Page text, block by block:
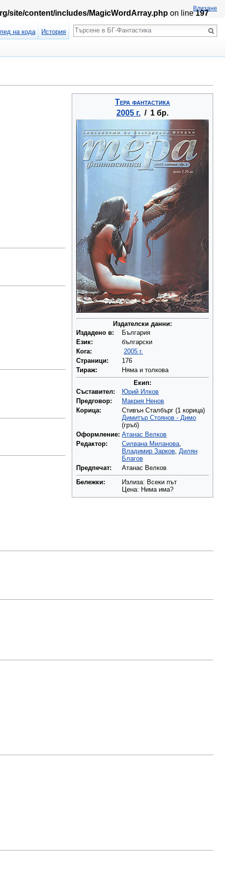
site/content/includes/MagicWordArray.php on line197
Тера фантастика
2005 г. / 1 бр.
Издателски данни:
Издадено в:
България
Език:
български
Кога:
2005 г.
Страници:
176
Тираж:
Няма и толкова
Екип:
Съставител:
Юрий Илков
Предговор:
Макрия Ненов
Корица:
Стивън Сталбърг (1 корица)
Димитър Стоянов - Димо
(гръб)
Оформление: Атанас Велков
Редактор:
Силвана Миланова,
Владимир Зарков, Дилян
Благов
Предпечат:
Атанас Велков
Бележки:
Излиза: Всеки път
Цена: Нима има?
Влизане
на кода История
Търсене